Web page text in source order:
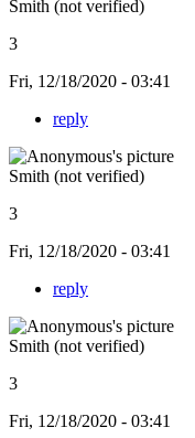
Smith (not verified)
3
Fri, 12/18/2020 - 03:41
reply
Smith (not verified)
3
Fri, 12/18/2020 - 03:41
reply
Smith (not verified)
3
Fri, 12/18/2020 - 03:41